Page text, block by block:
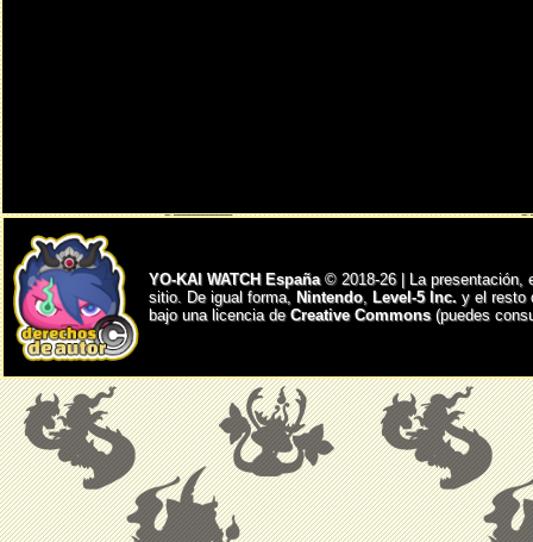
YO-KAI WATCH España © 2018-26 | La presentación,
sitio. De igual forma, Nintendo, Level-5 Inc. y el resto
bajo una licencia de Creative Commons(puedes